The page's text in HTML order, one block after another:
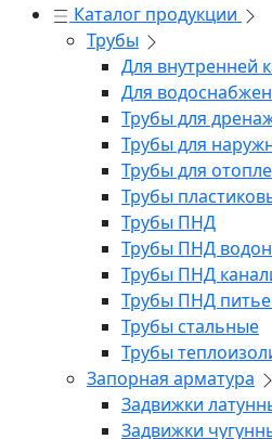
Каталог продукции
Трубы
Для внутренней
Для
Трубы для
Трубы для
Трубы для
Трубы
Трубы ПНД
Трубы ПНД
Трубы ПНД
Трубы ПНД
Трубы стальные
Трубы
Запорная арматура
Задвижки
Задвижки